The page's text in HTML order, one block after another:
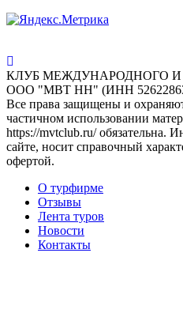
КЛУБ МЕЖДУНАРОДНОГО И
ООО "МВТ НН" (ИНН
Все права защищены и
частичном использовании
https://mvtclub.ru/ обязательна.
сайте, носит справочный
офертой.
О турфирме
Отзывы
Лента туров
Новости
Контакты